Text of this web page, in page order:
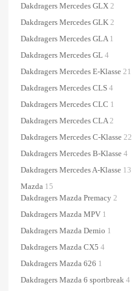
Dakdragers Mercedes GLX 2
Dakdragers Mercedes GLK 2
Dakdragers Mercedes GLA 1
Dakdragers Mercedes GL 4
Dakdragers Mercedes E-Klasse 21
Dakdragers Mercedes CLS 4
Dakdragers Mercedes CLC 1
Dakdragers Mercedes CLA 2
Dakdragers Mercedes C-Klasse 22
Dakdragers Mercedes B-Klasse 4
Dakdragers Mercedes A-Klasse 13
Mazda 15
Dakdragers Mazda Premacy 2
Dakdragers Mazda MPV 1
Dakdragers Mazda Demio 1
Dakdragers Mazda CX5 4
Dakdragers Mazda 626 1
Dakdragers Mazda 6 sportbreak 4